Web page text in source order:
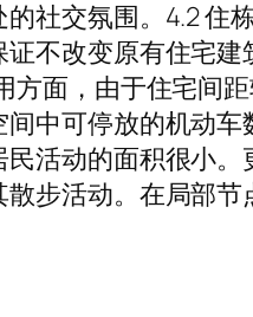
社交氛围。4.2 住
不改变原有住宅
面，由于住宅间
中可停放的机动
活动的面积很小
步活动。在局部